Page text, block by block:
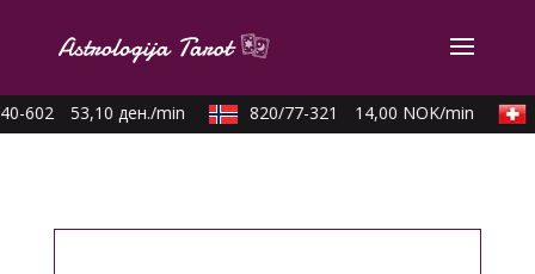
602 53,10 ден./min 820/77-321 14,00 NOK/min